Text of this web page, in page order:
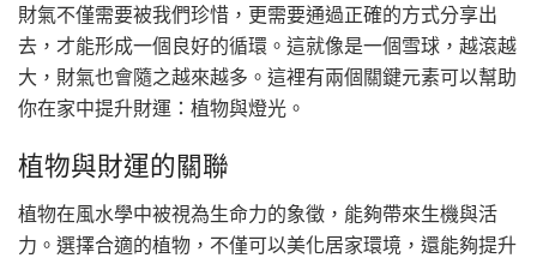
財氣不僅需要被我們珍惜，更需要通過正確的方式分享出
去，才能形成一個良好的循環。這就像是一個雪球，越滾越
大，財氣也會隨之越來越多。這裡有兩個關鍵元素可以幫助
你在家中提升財運：植物與燈光。
植物與財運的關聯
植物在風水學中被視為生命力的象徵，能夠帶來生機與活
力。選擇合適的植物，不僅可以美化居家環境，還能夠提升